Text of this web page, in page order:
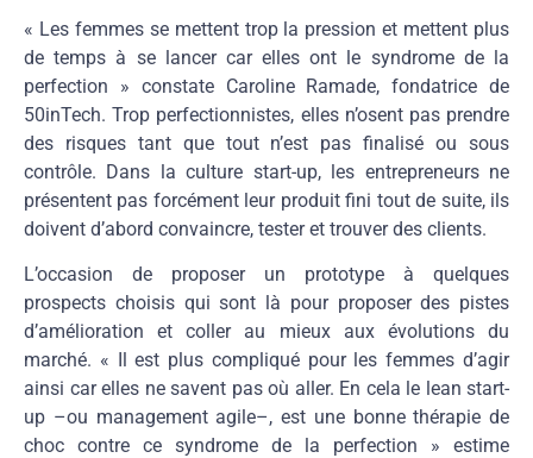
« Les femmes se mettent trop la pression et mettent plus
de temps à se lancer car elles ont le syndrome de la
perfection » constate Caroline Ramade, fondatrice de
50inTech. Trop perfectionnistes, elles n’osent pas prendre
des risques tant que tout n’est pas finalisé ou sous
contrôle. Dans la culture start-up, les entrepreneurs ne
présentent pas forcément leur produit fini tout de suite, ils
doivent d’abord convaincre, tester et trouver des clients.
L’occasion de proposer un prototype à quelques
prospects choisis qui sont là pour proposer des pistes
d’amélioration et coller au mieux aux évolutions du
marché. « Il est plus compliqué pour les femmes d’agir
ainsi car elles ne savent pas où aller. En cela le lean start-
up –ou management agile–, est une bonne thérapie de
choc contre ce syndrome de la perfection » estime